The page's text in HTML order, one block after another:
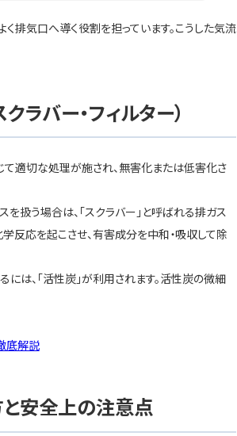
排気口へ導く役割を担っています。こうした気流
ラバー・フィルター）
て適切な処理が施され、無害化または低害化さ
扱う場合は、「スクラバー」と呼ばれる排ガス
反応を起こさせ、有害成分を中和・吸収して除
は、「活性炭」が利用されます。活性炭の微細
底解説
安全上の注意点